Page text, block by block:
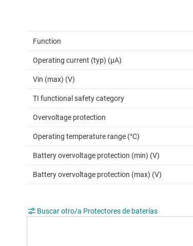
Function
Operating current (typ) (µA)
Vin (max) (V)
TI functional safety category
Overvoltage protection
Operating temperature range (°C)
Battery overvoltage protection (min) (V)
Battery overvoltage protection (max) (V)
Buscar otro/a Protectores de baterías